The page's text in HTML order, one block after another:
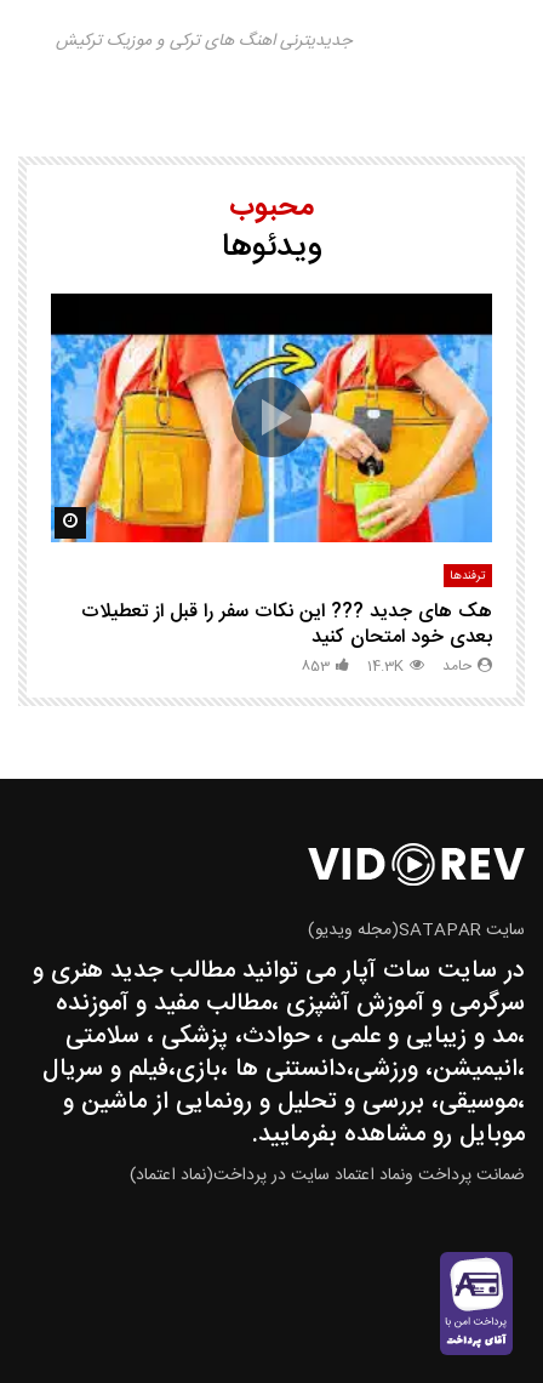
جدیدیترنی اهنگ های ترکی و موزیک ترکیش
محبوب
ویدئوها
مشاهده
ترفندها
هک های جدید ??️? این نکات سفر را قبل از تعطیلات
بعدی خود امتحان کنید
حامد 14.3K
853
مشاهده بعدا
سایت SATAPAR(مجله ویدیو)
در سایت سات آپار می توانید مطالب جدید هنری و
سرگرمی و آموزش آشپزی ،مطالب مفید و آموزنده
،مد و زیبایی و علمی ، حوادث، پزشکی ، سلامتی
،انیمیشن، ورزشی،دانستنی ها ،بازی،فیلم و سریال
،موسیقی، بررسی و تحلیل و رونمایی از ماشین و
موبایل رو مشاهده بفرمایید.
ضمانت پرداخت ونماد اعتماد سایت در پرداخت(نماد اعتماد)